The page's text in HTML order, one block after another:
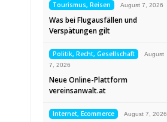
Tourismus, Reisen August 7, 2026
Was bei Flugausfällen und
Verspätungen gilt
Politik, Recht, Gesellschaft
August
7, 2026
Neue Online-Plattform
vereinsanwalt.at
Internet, Ecommerce August 7, 2026